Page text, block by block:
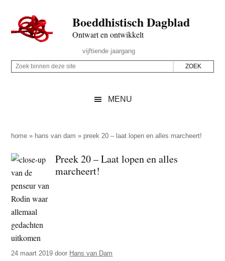
naar
de
inhoud
secondary
naar
de
sidebar
naar
de
Boeddhistisch Dagblad
Ontwart en ontwikkelt
Rechts
vijftiende jaargang
Z
p
d
e
z
e
s
i
t
e
Z
i
n
e
n
d
e
z
e
s
MENU
home » hans van dam » preek 20 – laat lopen en alles marcheert!
Preek 20 – Laat lopen en alles
marcheert!
24 maart 2019 door Hans van Dam